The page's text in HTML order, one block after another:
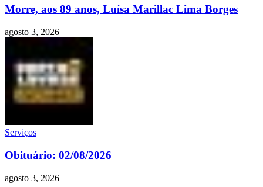
Morre, aos 89 anos, Luísa Marillac Lima Borges
agosto 3, 2026
Serviços
Obituário: 02/08/2026
agosto 3, 2026